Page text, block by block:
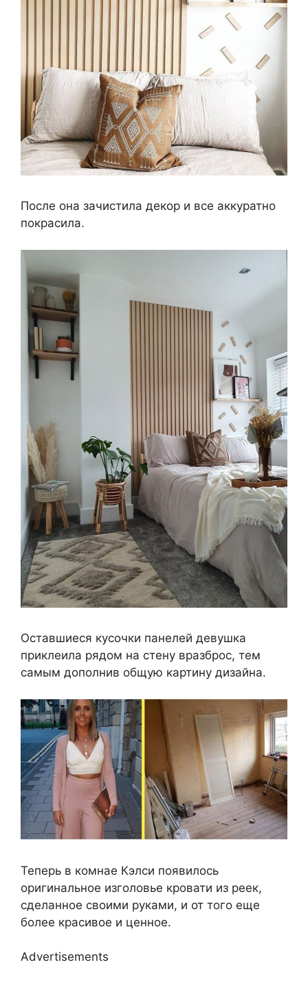
После она зачистила декор и все аккуратно
покрасила.
Оставшиеся кусочки панелей девушка
приклеила рядом на стену вразброс, тем
самым дополнив общую картину дизайна.
Теперь в комнае Кэлси появилось
оригинальное изголовье кровати из реек,
сделанное своими руками, и от того еще
более красивое и ценное.
Advertisements